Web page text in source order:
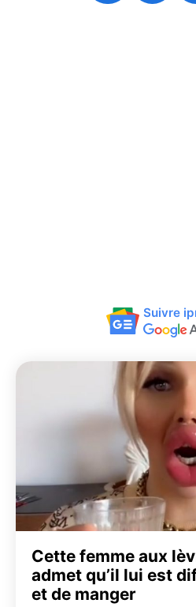
Suivre
Cette femme aux
admet qu’il lui est
et de manger